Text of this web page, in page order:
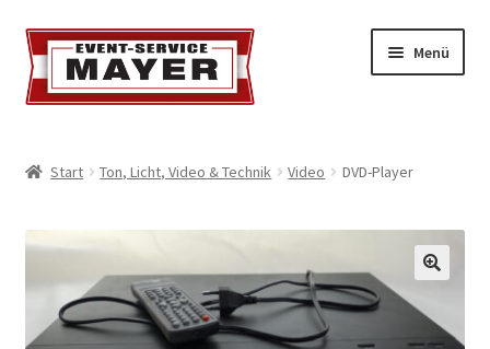
Menü
Standort & Öffnungszeiten
Impressionen
Start Ton, Licht, Video & Technik Video DVD-Player